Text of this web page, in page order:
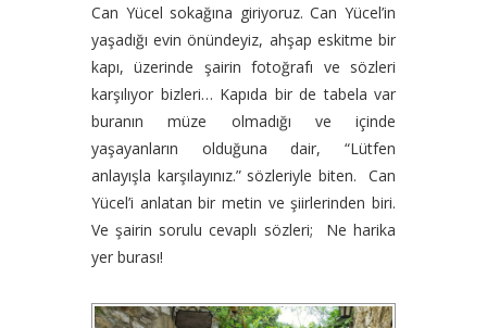
Can Yücel sokağına giriyoruz. Can Yücel’in
yaşadığı evin önündeyiz, ahşap eskitme bir
kapı, üzerinde şairin fotoğrafı ve sözleri
karşılıyor bizleri… Kapıda bir de tabela var
buranın müze olmadığı ve içinde
yaşayanların olduğuna dair, “Lütfen
anlayışla karşılayınız.” sözleriyle biten. Can
Yücel’i anlatan bir metin ve şiirlerinden biri.
Ve şairin sorulu cevaplı sözleri; Ne harika
yer burası!